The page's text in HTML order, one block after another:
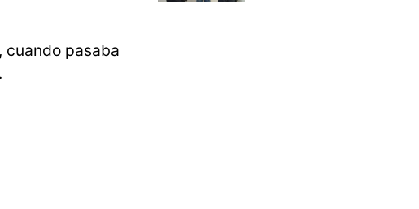
cuando pasaba